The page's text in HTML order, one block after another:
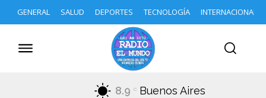
GENERAL SALUD DEPORTES TECNOLOGÍA INTERNACIONAL
8.9 C Buenos Aires